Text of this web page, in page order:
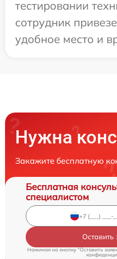
тестировании
сотрудник
удобное место и
Нужна
Закажите бесплатную
Бесплатная
специалистом
Оставить
Нажимая на кнопку "Оставить